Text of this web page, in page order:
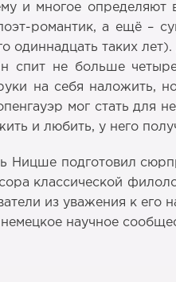
и многое
романтик, а ещё –
таких
не больше
на себя наложить,
мог стать для
и любить, у него
Ницше подготовил
классической
из уважения к
научное